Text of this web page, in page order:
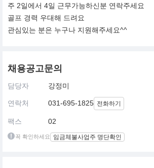
주 2일에서 4일 근무가능하신분 연락주세요
골프 경력 우대해 드려요
관심있는 분은 누구나 지원해주세요^^
채용공고문의
담당자 강정미
연락처 031-695-1825 전화하기
팩스 02
꼭 확인하세요 임금체불사업주 명단확인